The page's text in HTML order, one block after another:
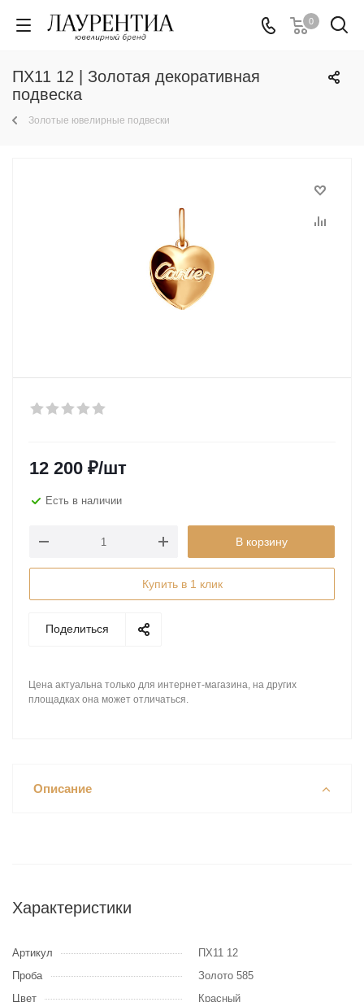
0
ПХ11 12 | Золотая декоративная
подвеска
Золотые ювелирные подвески
12 200 ₽/шт
Есть в наличии
В корзину
Купить в 1 клик
Поделиться
Цена актуальна только для интернет-магазина, на других
площадках она может отличаться.
Описание
Характеристики
Артикул
ПХ11 12
Проба
Золото 585
Цвет
Красный